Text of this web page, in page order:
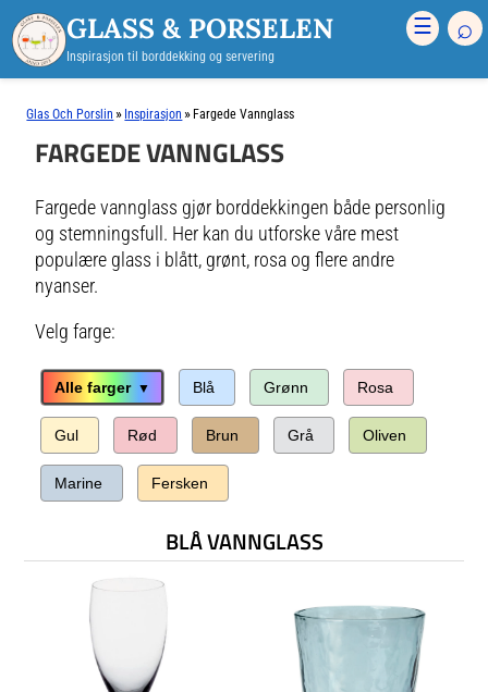
GLASS & PORSELEN
Inspirasjon til borddekking og servering
☰ ⌕
Glas Och Porslin » Inspirasjon » Fargede Vannglass
FARGEDE VANNGLASS
Fargede vannglass gjør borddekkingen både personlig
og stemningsfull. Her kan du utforske våre mest
populære glass i blått, grønt, rosa og flere andre
nyanser.
Velg farge:
Alle farger Blå Grønn Rosa
Gul Rød Brun Grå Oliven
Marine Fersken
BLÅ VANNGLASS